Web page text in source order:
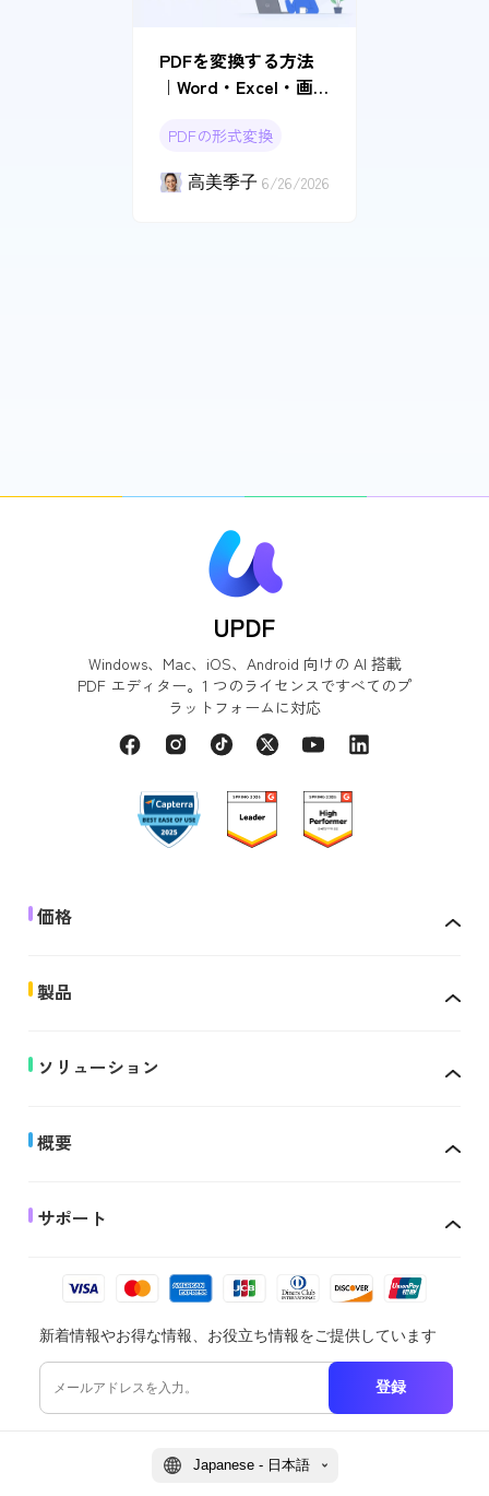
PDFを変換する方法
｜Word・Excel・画
方
PDFの形式変換
高美季子 6/26/2026
UPDF
Windows、Mac、iOS、Android 向けの AI 搭載
PDF エディター。1 つのライセンスですべてのプ
ラットフォームに対応
価格
製品
ソリューション
概要
サポート
新着情報やお得な情報、お役立ち情報をご提供しています
登録
Japanese - 日本語